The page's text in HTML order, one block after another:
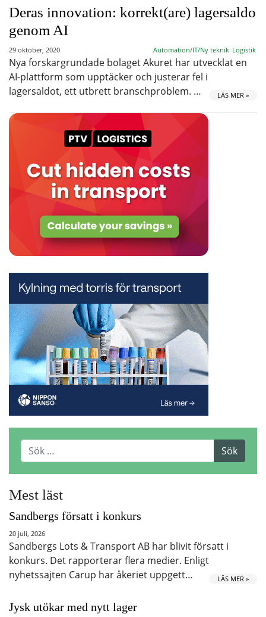
Deras innovation: korrekt(are) lagersaldo
genom AI
29 oktober, 2020 Automation/IT/Ny teknik Logistik
Nya forskargrundade bolaget Akuret har utvecklat en
AI-plattform som upptäcker och justerar fel i
lagersaldot, ett utbrett branschproblem. …
LÄS MER »
Mest läst
Sandbergs försatt i konkurs
20 juli, 2026
Sandbergs Lots & Transport AB har blivit försatt i
konkurs. Det rapporterar flera medier. Enligt
nyhetssajten Carup har åkeriet uppgett…
LÄS MER »
Jysk utökar med nytt lager